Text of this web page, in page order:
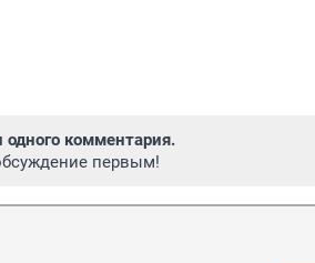
одного комментария.
первым!